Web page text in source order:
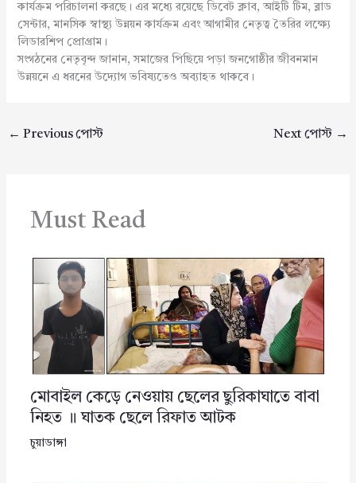
কার্যক্রম পরিচালনা করছে। এর মধ্যে রয়েছে ডিবেট ক্লাব, আইটি টিম, ব্লাড
সেন্টার, মানসিক স্বাস্থ্য উন্নয়ন কার্যক্রম এবং আগামীর নেতৃত্ব তৈরির লক্ষ্যে
লিডারশিপ প্রোগ্রাম।
সংগঠনের নেতৃবৃন্দ জানান, সমাজের পিছিয়ে পড়া জনগোষ্ঠীর জীবনমান
উন্নয়নে এ ধরনের উদ্যোগ ভবিষ্যতেও অব্যাহত থাকবে।
← Previous পোস্ট Next পোস্ট →
Must Read
মোবাইল কেড়ে নেওয়ায় ছেলের ছুরিকাঘাতে বাবা
নিহত ॥ ঘাতক ছেলে রিফাত আটক
চুয়াডাঙ্গা